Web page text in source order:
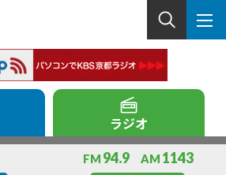
ラジオ
FM 94.9 AM 1143